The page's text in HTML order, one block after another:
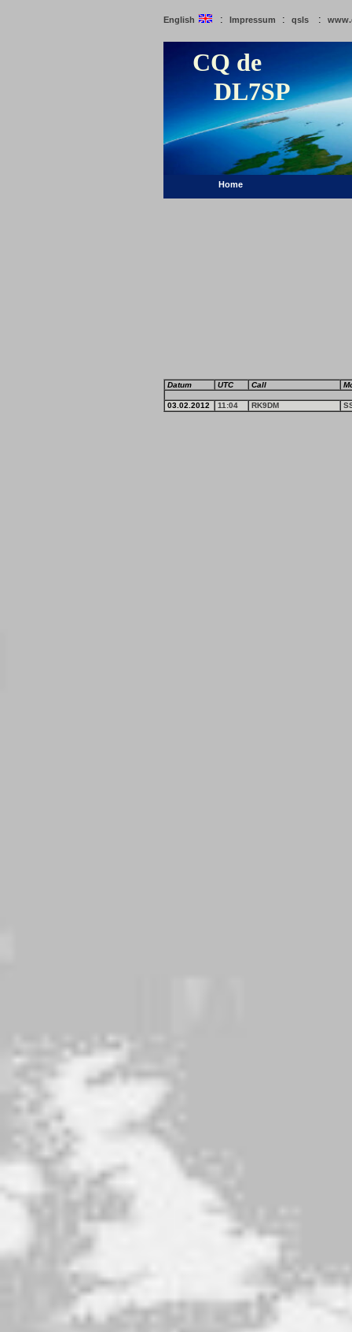
English : Impressum : qsls :
CQ de
DL7SP
Home
Datum UTC Call
03.02.2012 11:04 RK9DM